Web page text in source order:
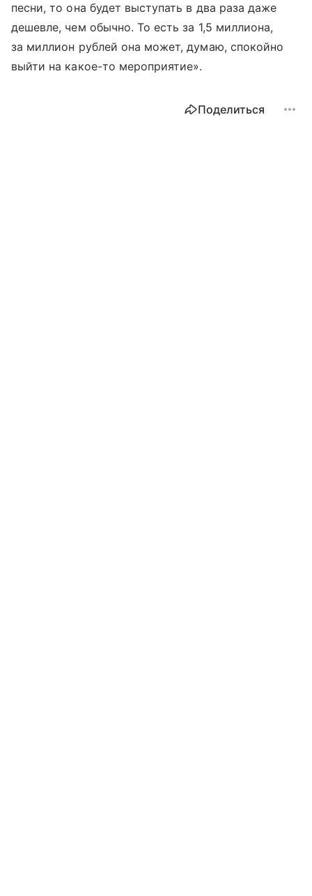
песни, то она будет выступать в два раза даже
дешевле, чем обычно. То есть за 1,5 миллиона,
за миллион рублей она может, думаю, спокойно
выйти на какое-то мероприятие».
Поделиться